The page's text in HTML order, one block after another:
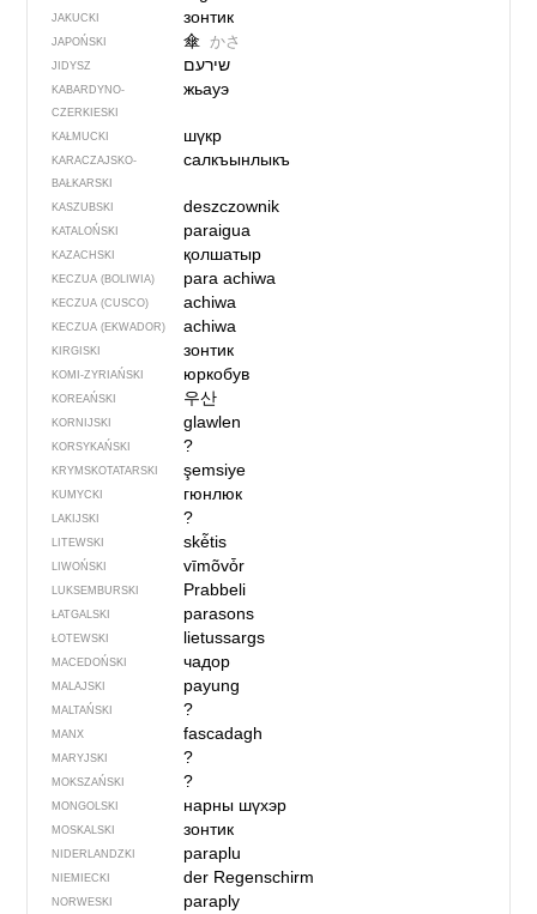
JAKUCKI зонтик
JAPOŃSKI 傘 かさ
JIDYSZ שירעם
KABARDYNO-
CZERKIESKI
жьауэ
KAŁMUCKI шүкр
KARACZAJSKO-
BAŁKARSKI
салкъынлыкъ
KASZUBSKI deszczownik
KATALOŃSKI paraigua
KAZACHSKI қолшатыр
KECZUA (BOLIWIA) para achiwa
KECZUA (CUSCO) achiwa
KECZUA (EKWADOR) achiwa
KIRGISKI зонтик
KOMI-ZYRIAŃSKI юркобув
KOREAŃSKI 우산
KORNIJSKI glawlen
KORSYKAŃSKI ?
KRYMSKOTATARSKI şemsiye
KUMYCKI гюнлюк
LAKIJSKI ?
LITEWSKI skė̃tis
LIWOŃSKI vīmõvȱr
LUKSEMBURSKI Prabbeli
ŁATGALSKI parasons
ŁOTEWSKI lietussargs
MACEDOŃSKI чадор
MALAJSKI payung
MALTAŃSKI ?
MANX fascadagh
MARYJSKI ?
MOKSZAŃSKI ?
MONGOLSKI нарны шүхэр
MOSKALSKI зонтик
NIDERLANDZKI paraplu
NIEMIECKI der Regenschirm
NORWESKI paraply